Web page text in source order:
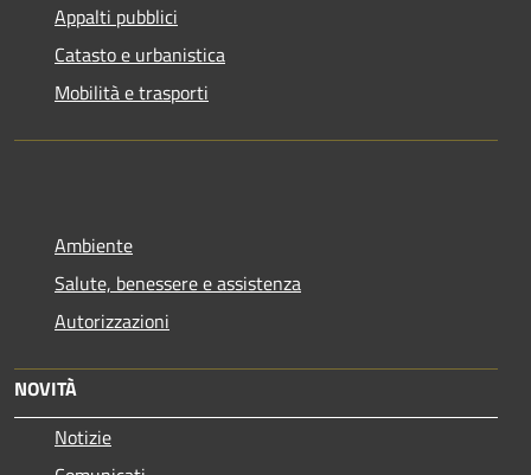
Appalti pubblici
Catasto e urbanistica
Mobilità e trasporti
Ambiente
Salute, benessere e assistenza
Autorizzazioni
NOVITÀ
Notizie